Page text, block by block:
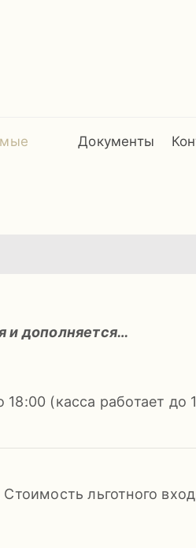
Документы
и дополняется…
(касса работает до
льготного